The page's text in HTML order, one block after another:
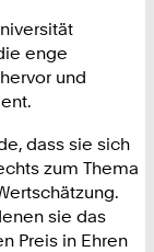
enge
und
dass sie sich
zum Thema
sie das
Preis in Ehren